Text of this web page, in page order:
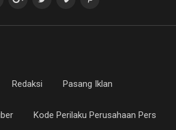
Redaksi Pasang Iklan
Kode Perilaku Perusahaan Pers